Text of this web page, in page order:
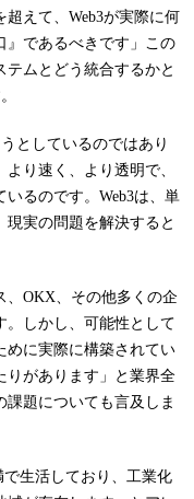
えて、Web3が実際に何
』であるべきです」この
ムとどう統合するかと
としているのではあり
り速く、より透明で、
るのです。Web3は、単
実の問題を解決すると
、OKX、その他多くの企
。しかし、可能性として
めに実際に構築されてい
りがあります」と業界全
題についても言及しま
で生活しており、工業化